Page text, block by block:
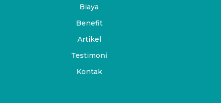
Biaya
Benefit
Artikel
Testimoni
Kontak